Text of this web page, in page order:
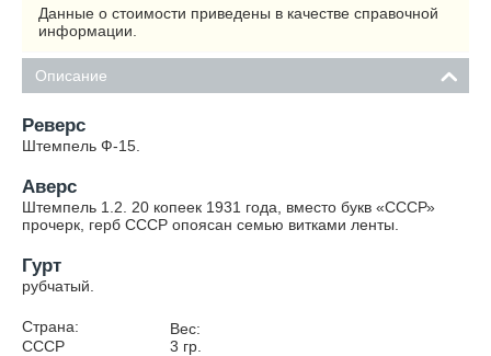
Данные о стоимости приведены в качестве справочной
информации.
Описание
Реверс
Штемпель Ф-15.
Аверс
Штемпель 1.2. 20 копеек 1931 года, вместо букв «СССР»
прочерк, герб СССР опоясан семью витками ленты.
Гурт
рубчатый.
Страна:
СССР
Вес:
3 гр.